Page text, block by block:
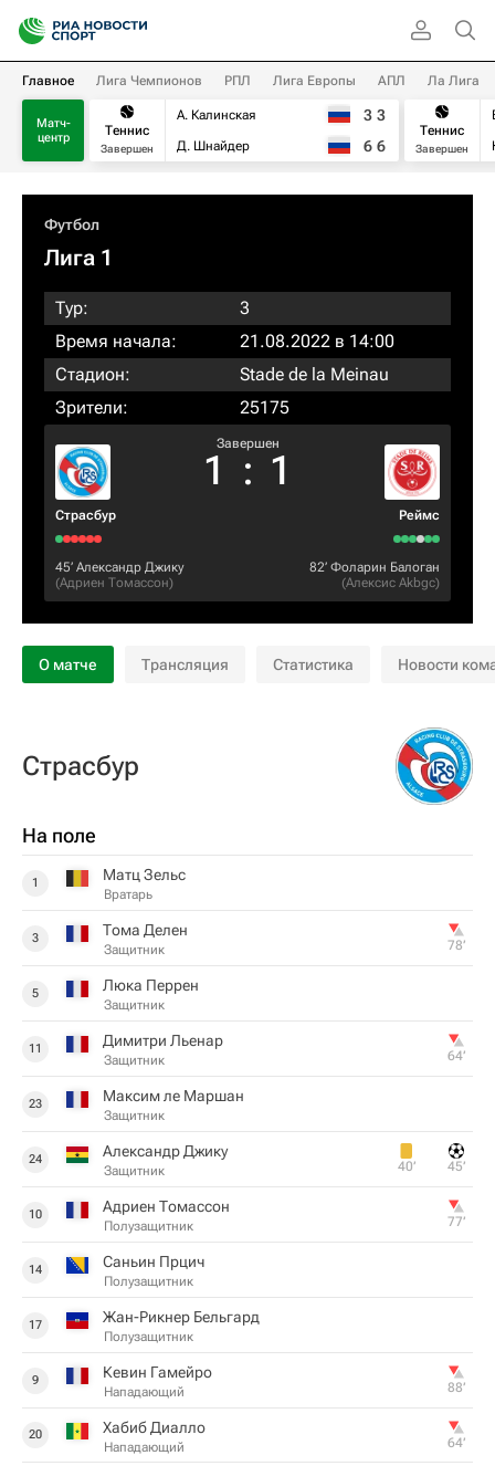
Главное Лига Чемпионов РПЛ Лига Европы АПЛ Ла Лига
Матч-
центр
Теннис
Завершен
А. Калинская
Д. Шнайдер
3 3
6 6
Теннис
Завершен
Футбол
Лига 1
Тур:
3
Время начала:
21.08.2022 в 14:00
Стадион:
Stade de la Meinau
Зрители:
25175
Страсбур
Завершен
1 : 1
Реймс
45‎’‎ Александр Джику
(Адриен Томассон)
82‎’‎ Фоларин Балоган
(Алексис Akbgc)
О матче Трансляция Статистика Новости
Страсбур
На поле
1 Матц Зельс
Вратарь
3 Тома Делен
Защитник 78‎’‎
5 Люка Перрен
Защитник
11 Димитри Льенар
Защитник 64‎’‎
23 Максим ле Маршан
Защитник
24 Александр Джику
Защитник 40‎’‎ 45‎’‎
10 Адриен Томассон
Полузащитник 77‎’‎
14 Саньин Прцич
Полузащитник
17 Жан-Рикнер Бельгард
Полузащитник
9 Кевин Гамейро
Нападающий 88‎’‎
20 Хабиб Диалло
Нападающий 64‎’‎